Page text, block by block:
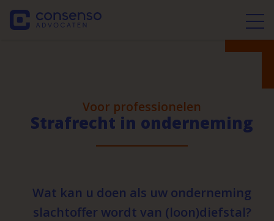
Voor professionelen
Strafrecht in onderneming
Wat kan u doen als uw onderneming
slachtoffer wordt van (loon)diefstal?